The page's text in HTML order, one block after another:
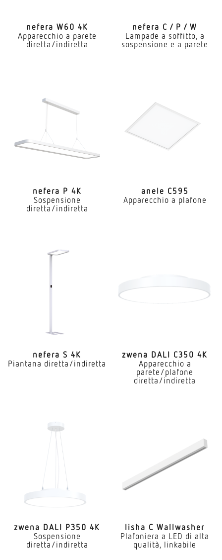
nefera W60 4K
Apparecchio a parete
diretta/indiretta
nefera C / P / W
Lampade a soffitto, a
sospensione e a parete
nefera P 4K
Sospensione
diretta/indiretta
anele C595
Apparecchio a plafone
nefera S 4K
Piantana diretta/indiretta
zwena DALI C350 4K
Apparecchio a
parete/plafone
diretta/indiretta
zwena DALI P350 4K
Sospensione
diretta/indiretta
lisha C Wallwasher
Plafoniera a LED di alta
qualità, linkabile